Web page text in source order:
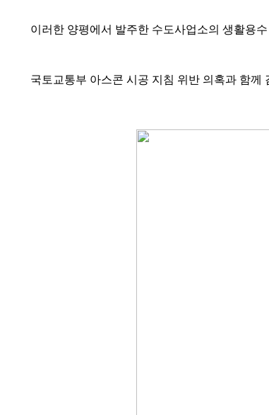
이러한 양평에서 발주한 수도사업소의 생활용
국토교통부 아스콘 시공 지침 위반 의혹과 함께